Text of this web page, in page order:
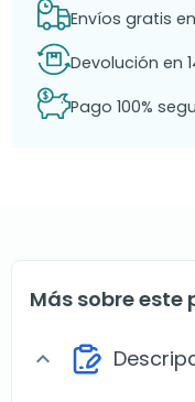
Envíos gratis
Devolución en
Pago 100%
Más sobre este
expand_more